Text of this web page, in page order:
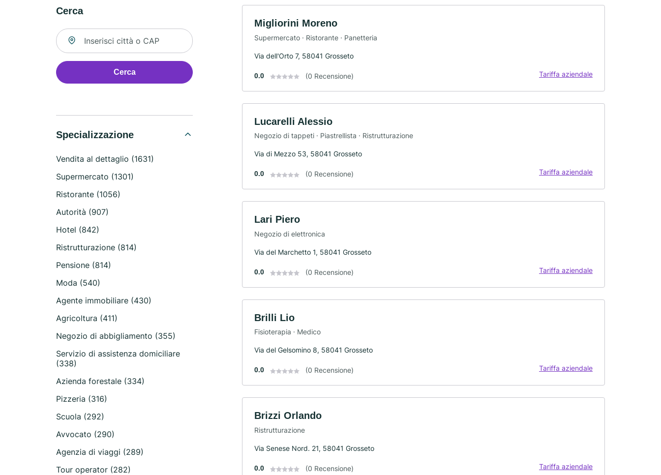
Cerca
Cerca una località
Cerca
Specializzazione
Vendita al dettaglio (1631)
Supermercato (1301)
Ristorante (1056)
Autorità (907)
Hotel (842)
Ristrutturazione (814)
Pensione (814)
Moda (540)
Agente immobiliare (430)
Agricoltura (411)
Negozio di abbigliamento (355)
Servizio di assistenza domiciliare
(338)
Azienda forestale (334)
Pizzeria (316)
Scuola (292)
Avvocato (290)
Agenzia di viaggi (289)
Tour operator (282)
Migliorini Moreno
Supermercato · Ristorante · Panetteria
Via dell'Orto 7, 58041 Grosseto
0.0 (0 Recensione) Tariffa aziendale
Lucarelli Alessio
Negozio di tappeti · Piastrellista · Ristrutturazione
Via di Mezzo 53, 58041 Grosseto
0.0 (0 Recensione) Tariffa aziendale
Lari Piero
Negozio di elettronica
Via del Marchetto 1, 58041 Grosseto
0.0 (0 Recensione) Tariffa aziendale
Brilli Lio
Fisioterapia · Medico
Via del Gelsomino 8, 58041 Grosseto
0.0 (0 Recensione) Tariffa aziendale
Brizzi Orlando
Ristrutturazione
Via Senese Nord. 21, 58041 Grosseto
0.0 (0 Recensione) Tariffa aziendale